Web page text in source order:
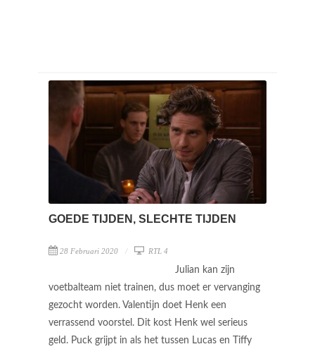
GOEDE TIJDEN, SLECHTE TIJDEN
28 Februari 2020 RTL 4
Julian kan zijn
voetbalteam niet trainen, dus moet er vervanging
gezocht worden. Valentijn doet Henk een
verrassend voorstel. Dit kost Henk wel serieus
geld. Puck grijpt in als het tussen Lucas en Tiffy